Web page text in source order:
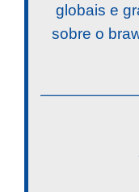
globais e
sobre o